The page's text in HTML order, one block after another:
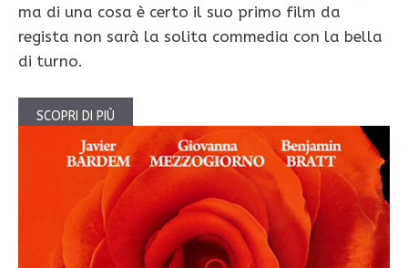
ma di una cosa è certo il suo primo film da
regista non sarà la solita commedia con la bella
di turno.
SCOPRI DI PIÙ